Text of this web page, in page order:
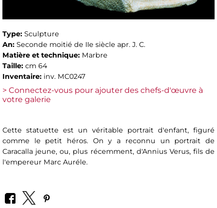
Type: Sculpture
An: Seconde moitié de IIe siècle apr. J. C.
Matière et technique: Marbre
Taille: cm 64
Inventaire: inv. MC0247
> Connectez-vous pour ajouter des chefs-d'œuvre à
votre galerie
Cette statuette est un véritable portrait d'enfant, figuré
comme le petit héros. On y a reconnu un portrait de
Caracalla jeune, ou, plus récemment, d'Annius Verus, fils de
l'empereur Marc Auréle.